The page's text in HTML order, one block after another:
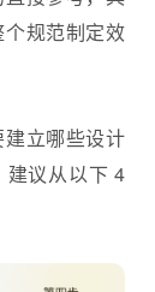
规范制定效
立哪些设计
建议从以下 4